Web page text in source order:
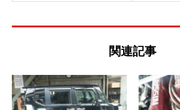
関連記事